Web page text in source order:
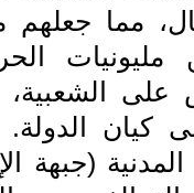
مما جعلهم
مليونيات
على الشعبية،
كيان
المدنية (جبهة